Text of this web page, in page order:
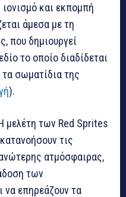
και εκπομπή
άμεσα με τη
που δημιουργεί
το οποίο διαδίδεται
σωματίδια της
).
μελέτη των Red Sprites
τις
ατμόσφαιρας,
των
να επηρεάζουν τα